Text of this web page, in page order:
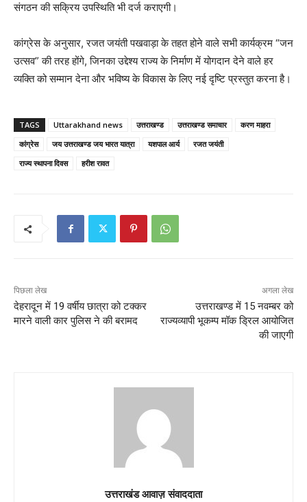
संगठन की सक्रिय उपस्थिति भी दर्ज कराएगी।
कांग्रेस के अनुसार, रजत जयंती पखवाड़ा के तहत होने वाले सभी कार्यक्रम “जन
उत्सव” की तरह होंगे, जिनका उद्देश्य राज्य के निर्माण में योगदान देने वाले हर
व्यक्ति को सम्मान देना और भविष्य के विकास के लिए नई दृष्टि प्रस्तुत करना है।
TAGS Uttarakhand news उत्तराखण्ड उत्तराखण्ड समाचार
करण माहरा
कांग्रेस
जय उत्तराखण्ड जय भारत यात्रा यशपाल आर्य
रजत जयंती
राज्य स्थापना दिवस
हरीश रावत
पिछला लेख
देहरादून में 19 वर्षीय छात्रा को टक्कर
मारने वाली कार पुलिस ने की बरामद
अगला लेख
उत्तराखण्ड में 15 नवम्बर को
राज्यव्यापी भूकम्प मॉक ड्रिल आयोजित
की जाएगी
उत्तराखंड आवाज़ संवाददाता